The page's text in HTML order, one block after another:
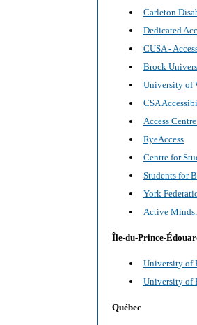
Carleton
Dedicated
CUSA -
Brock
University of
CSA
Access
RyeAccess
Centre for
Students for
York
Active Minds
Île-du-Prince-
University of
University of
Québec